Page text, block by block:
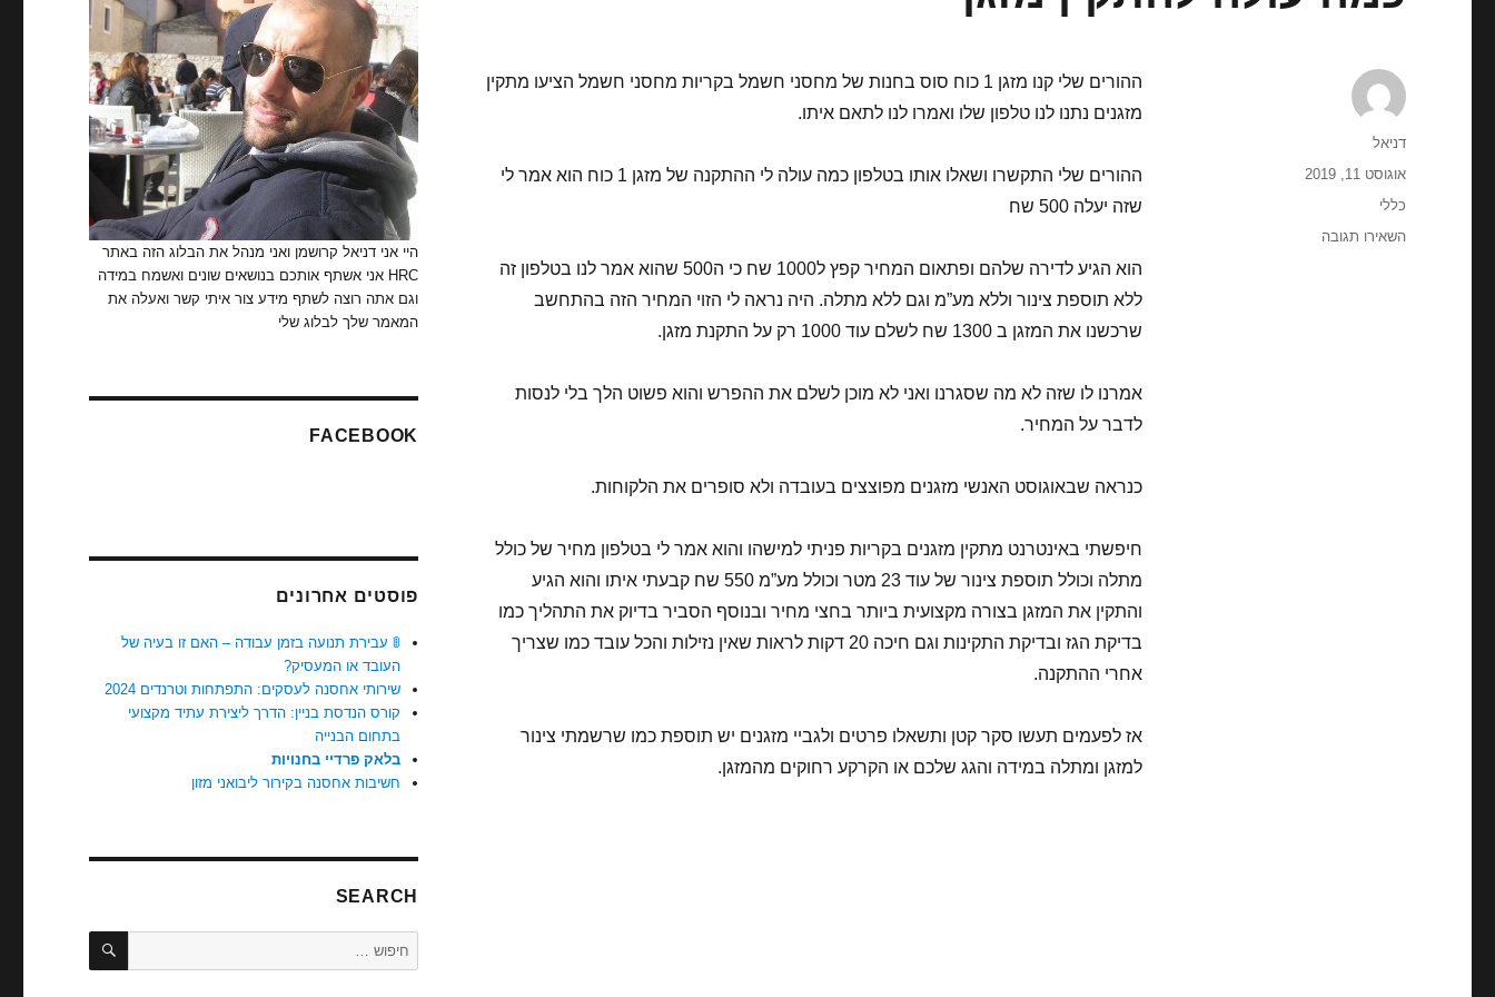
ההורים שלי קנו מזגן 1 כוח סוס בחנות של מחסני חשמל בקריות מחסני חשמל הציעו מתקין
מזגנים נתנו לנו טלפון שלו ואמרו לנו לתאם איתו.
ההורים שלי התקשרו ושאלו אותו בטלפון כמה עולה לי ההתקנה של מזגן 1 כוח הוא אמר לי
שזה יעלה 500 שח
הוא הגיע לדירה שלהם ופתאום המחיר קפץ ל1000 שח כי ה500 שהוא אמר לנו בטלפון זה
ללא תוספת צינור וללא מע”מ וגם ללא מתלה. היה נראה לי הזוי המחיר הזה בהתחשב
שרכשנו את המזגן ב 1300 שח לשלם עוד 1000 רק על התקנת מזגן.
אמרנו לו שזה לא מה שסגרנו ואני לא מוכן לשלם את ההפרש והוא פשוט הלך בלי לנסות
לדבר על המחיר.
כנראה שבאוגוסט האנשי מזגנים מפוצצים בעובדה ולא סופרים את הלקוחות.
חיפשתי באינטרנט מתקין מזגנים בקריות פניתי למישהו והוא אמר לי בטלפון מחיר של כולל
מתלה וכולל תוספת צינור של עוד 23 מטר וכולל מע”מ 550 שח קבעתי איתו והוא הגיע
והתקין את המזגן בצורה מקצועית ביותר בחצי מחיר ובנוסף הסביר בדיוק את התהליך כמו
בדיקת הגז ובדיקת התקינות וגם חיכה 20 דקות לראות שאין נזילות והכל עובד כמו שצריך
אחרי ההתקנה.
אז לפעמים תעשו סקר קטן ותשאלו פרטים ולגביי מזגנים יש תוספת כמו שרשמתי צינור
למזגן ומתלה במידה והגג שלכם או הקרקע רחוקים מהמזגן.
מחבר
דניאל
פורסם
בתאריך
אוגוסט 11, 2019
קטגוריות
כללי
השאירו תגובה
היי אני דניאל קרושמן ואני מנהל את הבלוג הזה באתר
HRC אני אשתף אותכם בנושאים שונים ואשמח במידה
וגם אתה רוצה לשתף מידע צור איתי קשר ואעלה את
המאמר שלך לבלוג שלי
FACEBOOK
פוסטים אחרונים
🚦 עבירת תנועה בזמן עבודה – האם זו בעיה של
העובד או המעסיק?
שירותי אחסנה לעסקים: התפתחות וטרנדים 2024
קורס הנדסת בניין: הדרך ליצירת עתיד מקצועי
בתחום הבנייה
בלאק פרדיי בחנויות
חשיבות אחסנה בקירור ליבואני מזון
SEARCH
חיפוש